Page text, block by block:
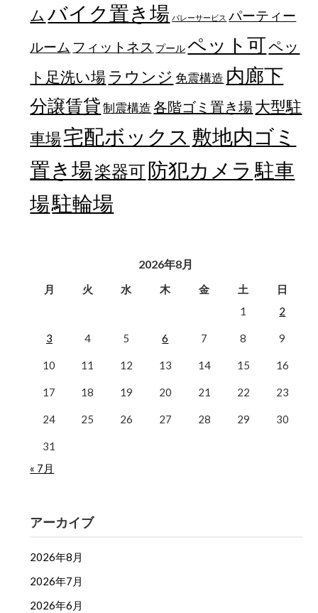
ム バイク置き場 バレーサービス パーティー
ルーム フィットネス プール ペット可ペッ
ト足洗い場 ラウンジ 免震構造 内廊下
分譲賃貸 制震構造 各階ゴミ置き場大型駐
車場宅配ボックス 敷地内ゴミ
置き場楽器可防犯カメラ 駐車
場駐輪場
2026年8月
月 火 水 木 金 土
日
1
2
3 4 5 6 7 8 9
10 11 12 13 14 15 16
17 18 19 20 21 22 23
24 25 26 27 28 29 30
31
« 7月
アーカイブ
2026年8月
2026年7月
2026年6月